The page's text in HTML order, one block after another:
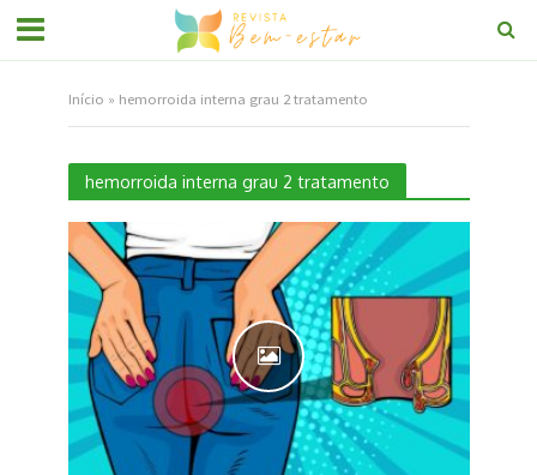
Início » hemorroida interna grau 2 tratamento
hemorroida interna grau 2 tratamento